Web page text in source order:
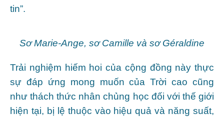
tin”.
Sơ Marie-Ange, sơ Camille và sơ Géraldine
Trải nghiệm hiếm hoi của cộng đồng này thực
sự đáp ứng mong muốn của Trời cao cũng
như thách thức nhân chủng học đối với thế giới
hiện tại, bị lệ thuộc vào hiệu quả và năng suất,